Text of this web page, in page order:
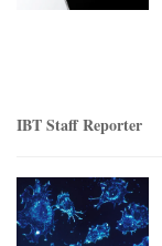
IBT Staff Reporter